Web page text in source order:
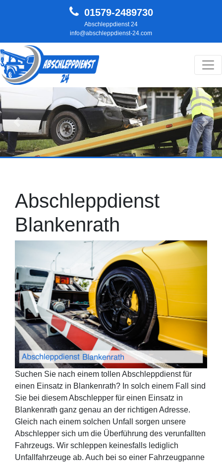
01579-2489730
Abschleppdienst 24
info@abschleppdienst-24.com
Hauptnavigation
Zurück
Abschleppdienst
Blankenrath
Suchen Sie nach einem tollen Abschleppdienst für
einen Einsatz in Blankenrath? In solch einem Fall sind
Sie bei diesem Abschlepper für einen Einsatz in
Blankenrath ganz genau an der richtigen Adresse.
Gleich nach einem solchen Unfall sorgen unsere
Abschlepper sich um die Überführung des verunfallten
Fahrzeugs. Wir schleppen keinesfalls lediglich
Unfallfahrzeuge ab. Auch bei so einer Fahrzeugpanne